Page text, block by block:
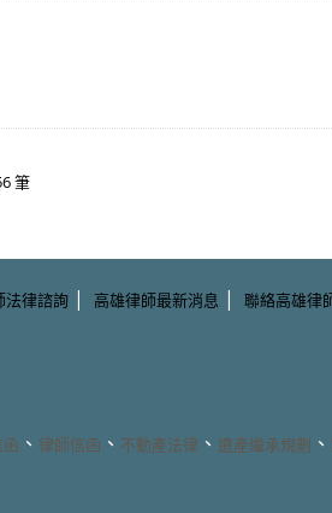
筆
法律諮詢 | 高雄律師最新消息 | 聯絡高雄律
、 律師信函 、 不動產法律 、 遺產繼承規劃 、